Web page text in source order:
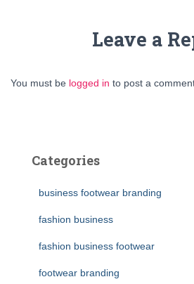
Leave a
You must be logged in to post a
Categories
business footwear branding
fashion business
fashion business footwear
footwear branding